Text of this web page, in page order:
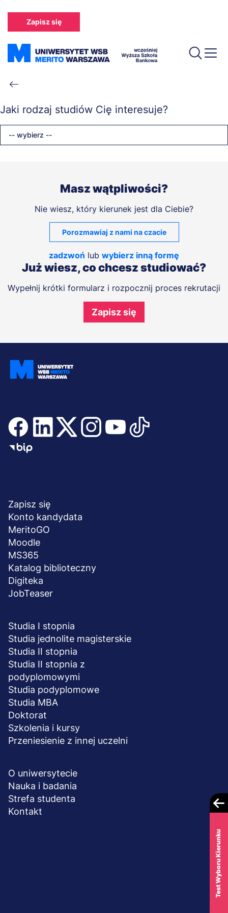
treści
Zapisz się
Ścieżka
nawigacyjna
Jaki rodzaj studiów Cię interesuje?
-- wybierz --
Masz wątpliwości?
Nie wiesz, który kierunek jest dla Ciebie?
Porozmawiaj z nami na czacie
zadzwoń lub wybierz inną formę
Już wiesz, co chcesz studiować?
Wypełnij krótki formularz i rozpocznij proces rekrutacji
Zapisz się
stopka
Zapisz się
Konto kandydata
MeritoGO
Moodle
MS365
Katalog biblioteczny
Digiteka
JobTeaser
Studia I stopnia
Studia jednolite magisterskie
Studia II stopnia
Studia II stopnia z
podyplomowymi
Studia podyplomowe
Studia MBA
Doktorat
Szkolenia i kursy
Przeniesienie z innej uczelni
O uniwersytecie
Nauka i badania
Strefa studenta
Kontakt
Test Wyboru Kierunku